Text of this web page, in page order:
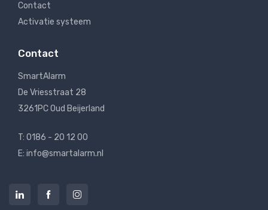
Contact
Activatie systeem
Contact
SmartAlarm
De Vriesstraat 28
3261PC Oud Beijerland
T: 0186 - 20 12 00
E: info@smartalarm.nl